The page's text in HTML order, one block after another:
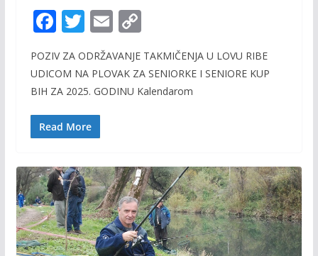
F
e
b
o
o
T
w
itt
er
E
ai
l
C
p
y
POZIV ZA ODRŽAVANJE TAKMIČENJA U LOVU RIBE
UDICOM NA PLOVAK ZA SENIORKE I SENIORE KUP
BIH ZA 2025. GODINU Kalendarom
Read More